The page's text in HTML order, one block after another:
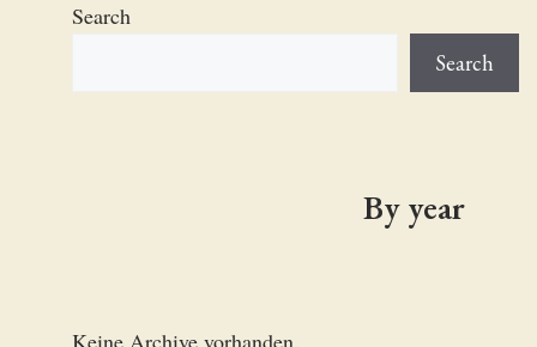
Search
Search
By year
Keine Archive vorhanden.